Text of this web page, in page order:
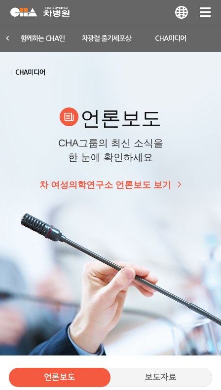
함께하는 CHA인 차광렬 줄기세포상 CHA미디어
언론보도
CHA그룹의 최신 소식을
한 눈에 확인하세요
차 여성의학연구소 언론보도 보기
언론보도 보도자료